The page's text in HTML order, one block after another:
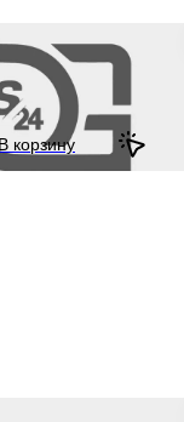
D35 L71 бумажный
эндуро /
В корзину